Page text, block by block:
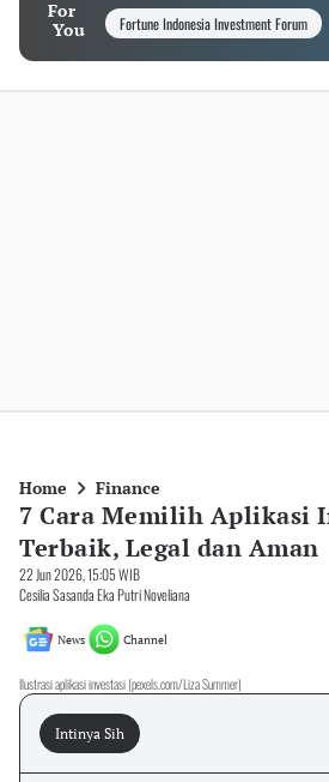
For
You
Fortune Indonesia Investment Forum
Home Finance
7 Cara Memilih Aplikasi
Terbaik, Legal dan Aman
22 Jun 2026, 15:05 WIB
Cesilia Sasanda Eka Putri Noveliana
News Channel
Ilustrasi aplikasi investasi (pexels.com/Liza Summer)
Intinya Sih